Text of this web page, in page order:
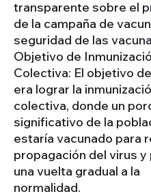
transparente sobre el
de la campaña de
seguridad de las
Objetivo de
Colectiva: El objetivo
era lograr la
colectiva, donde un
significativo de la
estaría vacunado para
propagación del virus
una vuelta gradual a la
normalidad.